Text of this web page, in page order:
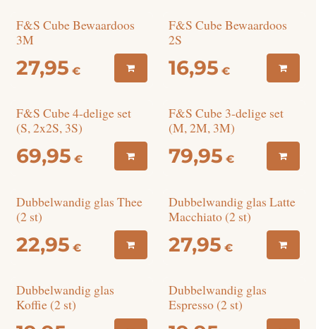
F&S Cube Bewaardoos
3M
27,95 €
F&S Cube Bewaardoos
2S
16,95 €
F&S Cube 4-delige set
(S, 2x2S, 3S)
69,95 €
F&S Cube 3-delige set
(M, 2M, 3M)
79,95 €
Dubbelwandig glas Thee
(2 st)
22,95 €
Dubbelwandig glas Latte
Macchiato (2 st)
27,95 €
Dubbelwandig glas
Koffie (2 st)
Dubbelwandig glas
Espresso (2 st)